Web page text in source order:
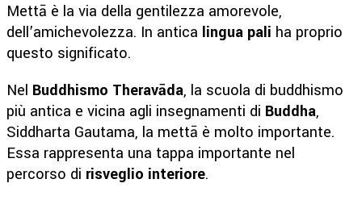
Mettā è la via della gentilezza amorevole,
dell’amichevolezza. In antica lingua pali ha proprio
questo significato.
Nel Buddhismo Theravāda, la scuola di buddhismo
più antica e vicina agli insegnamenti di Buddha,
Siddharta Gautama, la mettā è molto importante.
Essa rappresenta una tappa importante nel
percorso di risveglio interiore.